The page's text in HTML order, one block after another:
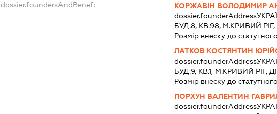
dossier.foundersAndBenef:
КОРЖАВІН ВОЛОДИМИР
dossier.founderAddress
БУД.8, КВ.98, М.КРИВИЙ
Розмір внеску до
ЛАТКОВ КОСТЯНТИН
dossier.founderAddress
БУД.9, КВ.1, М.КРИВИЙ
Розмір внеску до
ПОРХУН ВАЛЕНТИН
dossier.founderAddress